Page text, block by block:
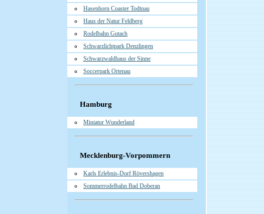
Hasenhorn Coaster Todtnau
Haus der Natur Feldberg
Rodelbahn Gutach
Schwarzlichtpark Denzlingen
Schwarzwaldhaus der Sinne
Soccerpark Ortenau
Hamburg
Miniatur Wunderland
Mecklenburg-Vorpommern
Karls Erlebnis-Dorf Rövershagen
Sommerrodelbahn Bad Doberan